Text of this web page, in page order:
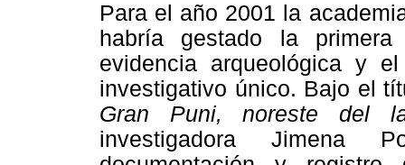
Para el año 2001 la
habría gestado la
evidencia arqueológica y
investigativo único. Bajo el
Gran Puni, noreste del
investigadora Jimena